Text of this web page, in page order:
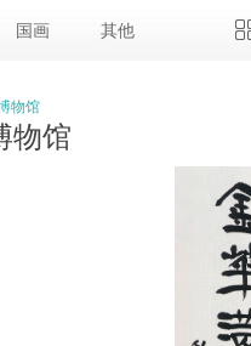
国画 其他
物馆
物馆